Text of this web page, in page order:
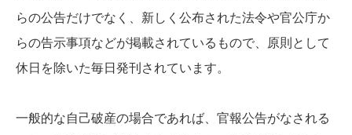
らの公告だけでなく、新しく公布された法令や官公庁か
らの告示事項などが掲載されているもので、原則として
休日を除いた毎日発刊されています。
一般的な自己破産の場合であれば、官報公告がなされる